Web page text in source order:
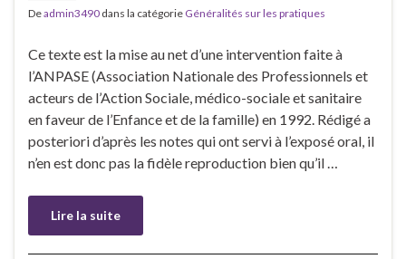
Deadmin3490 dans la catégorie Généralités sur les pratiques
Ce texte est la mise au net d’une intervention faite à
l’ANPASE (Association Nationale des Professionnels et
acteurs de l’Action Sociale, médico-sociale et sanitaire
en faveur de l’Enfance et de la famille) en 1992. Rédigé a
posteriori d’après les notes qui ont servi à l’exposé oral, il
n’en est donc pas la fidèle reproduction bien qu’il …
Lire la suite